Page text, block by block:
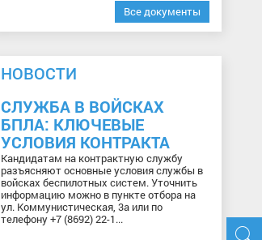
Все документы
НОВОСТИ
СЛУЖБА В ВОЙСКАХ
БПЛА: КЛЮЧЕВЫЕ
УСЛОВИЯ КОНТРАКТА
Кандидатам на контрактную службу
разъясняют основные условия службы в
войсках беспилотных систем. Уточнить
информацию можно в пункте отбора на
ул. Коммунистическая, 3а или по
телефону +7 (8692) 22-1...